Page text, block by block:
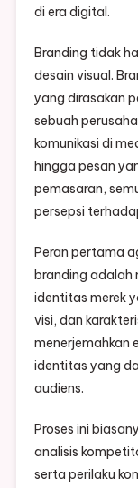
di era digital.
Branding tidak
desain visual.
yang dirasakan
sebuah
komunikasi di
hingga pesan
pemasaran,
persepsi
Peran pertama
branding adalah
identitas merek
visi, dan
menerjemahkan
identitas yang
audiens.
Proses ini
analisis
serta perilaku